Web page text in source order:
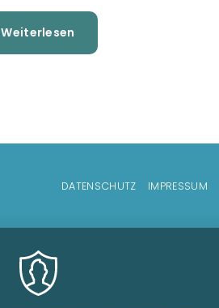
Weiterlesen
MMag.
DATENSCHUTZ IMPRESSUM